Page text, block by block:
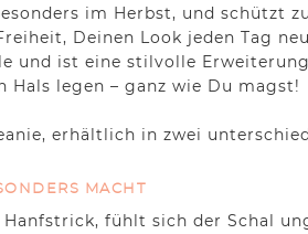
im Herbst, und schützt
Deinen Look jeden Tag
und ist eine stilvolle
legen – ganz wie Du magst!
erhältlich in zwei
MACHT
Hanfstrick, fühlt sich der Schal